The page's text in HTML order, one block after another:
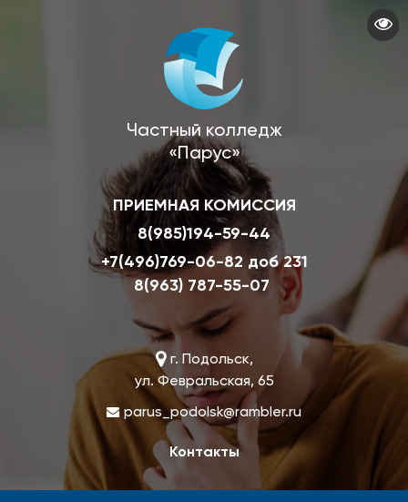
Частный колледж
«Парус»
ПРИЕМНАЯ КОМИССИЯ
8(985)194-59-44
+7(496)769-06-82 доб 231
8(963) 787-55-07
г. Подольск,
ул. Февральская, 65
parus_podolsk@rambler.ru
Контакты